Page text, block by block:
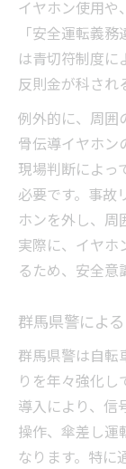
方
自転
理解
自転
由
通勤
生活
道路交通
道路
点
点
自転
説
自転
改正
イヤホン使用や
「安全運転義
は青切符制度に
反則金が科され
例外的に、周囲
骨伝導イヤホン
現場判断によっ
必要です。事故
ホンを外し、周
実際に、イヤホ
るため、安全意
群馬県警によ
群馬県警は自転
りを年々強化
導入により、信
操作、傘差し運
なります。特に